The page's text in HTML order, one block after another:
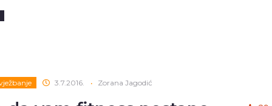
3.7.2016. • Zorana Jagodić